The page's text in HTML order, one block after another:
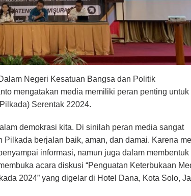
Negeri Kesatuan Bangsa dan Politik
mengatakan media memiliki peran penting untuk
Serentak 22024.
demokrasi kita. Di sinilah peran media sangat
berjalan baik, aman, dan damai. Karena
informasi, namun juga dalam membentuk
acara diskusi “Penguatan Keterbukaan
2024” yang digelar di Hotel Dana, Kota Solo,